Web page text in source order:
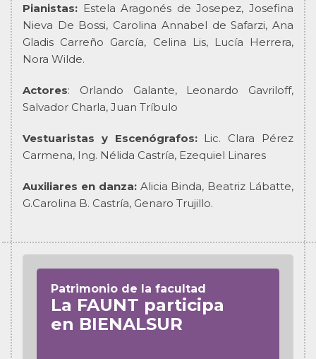
Pianistas: Estela Aragonés de Josepez, Josefina
Nieva De Bossi, Carolina Annabel de Safarzi, Ana
Gladis Carreño García, Celina Lis, Lucía Herrera,
Nora Wilde.
Actores: Orlando Galante, Leonardo Gavriloff,
Salvador Charla, Juan Tríbulo
Vestuaristas y Escenógrafos:Lic. Clara Pérez
Carmena, Ing. Nélida Castría, Ezequiel Linares
Auxiliares en danza:Alicia Binda, Beatriz Lábatte,
G.Carolina B. Castría, Genaro Trujillo.
Patrimonio de la facultad
La FAUNT participa
en BIENALSUR